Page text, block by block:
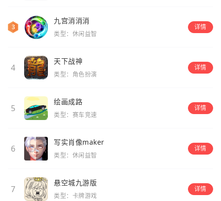
九宫消消消
类型：休闲益智
详情
4
天下战神
类型：角色扮演
详情
5
绘画成路
类型：赛车竞速
详情
6
写实肖像maker
类型：休闲益智
详情
7
悬空城九游版
类型：卡牌游戏
详情